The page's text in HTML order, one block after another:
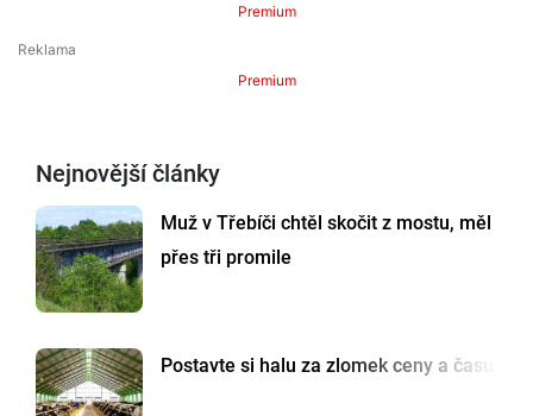
Premium
Premium
Nejnovější články
Muž v Třebíči chtěl skočit z mostu, měl
přes tři promile
Postavte si halu za zlomek ceny a času